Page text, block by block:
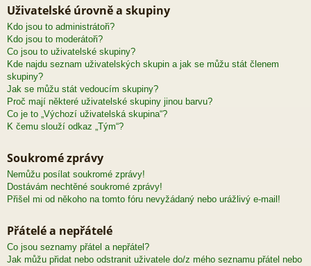
Uživatelské úrovně a skupiny
Kdo jsou to administrátoři?
Kdo jsou to moderátoři?
Co jsou to uživatelské skupiny?
Kde najdu seznam uživatelských skupin a jak se můžu stát členem
skupiny?
Jak se můžu stát vedoucím skupiny?
Proč mají některé uživatelské skupiny jinou barvu?
Co je to „Výchozí uživatelská skupina“?
K čemu slouží odkaz „Tým“?
Soukromé zprávy
Nemůžu posílat soukromé zprávy!
Dostávám nechtěné soukromé zprávy!
Přišel mi od někoho na tomto fóru nevyžádaný nebo urážlivý e-mail!
Přátelé a nepřátelé
Co jsou seznamy přátel a nepřátel?
Jak můžu přidat nebo odstranit uživatele do/z mého seznamu přátel nebo